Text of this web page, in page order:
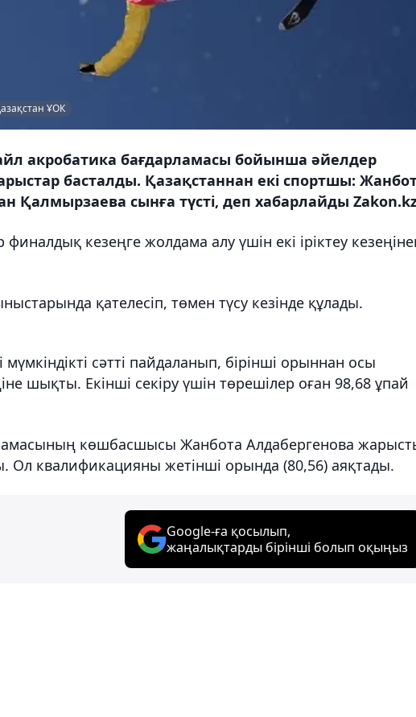
ҰОК
акробатика бағдарламасы бойынша әйелдер
басталды. Қазақстаннан екі спортшы:
Қалмырзаева сынға түсті, деп хабарлайды
кезеңге жолдама алу үшін екі іріктеу
қателесіп, төмен түсу кезінде құлады.
сәтті пайдаланып, бірінші орыннан осы
шықты. Екінші секіру үшін төрешілер оған 98,68 ұпай
көшбасшысы Жанбота Алдабергенова
Ол квалификацияны жетінші орында (80,56) аяқтады.
Google-ға қосылып,
жаңалықтарды бірінші болып оқыңыз